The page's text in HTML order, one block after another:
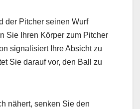
der Pitcher seinen Wurf
Sie Ihren Körper zum Pitcher
signalisiert Ihre Absicht zu
Sie darauf vor, den Ball zu
nähert, senken Sie den